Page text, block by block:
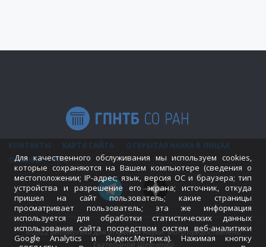
КОНТАКТЫ КАРТА САЙТА
ОТКРЫТАЯ НАУКА В ЛИЦАХ
ОТЗЫВЫ
FAQ
©2022 Библиотека для открытой науки. Фото предоставлено
Екатериной Шевченко
Для качественного обслуживания мы используем cookies,
которые сохраняются на Вашем компьютере (сведения о
местоположении; IP-адрес; язык, версия ОС и браузера; тип
устройства и разрешение его экрана; источник, откуда
пришел на сайт пользователь; какие страницы
просматривает пользователь; эта же информация
используется для обработки статистических данных
использования сайта посредством систем веб-аналитики
Google Analytics и Яндекс.Метрика). Нажимая кнопку